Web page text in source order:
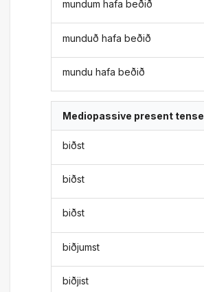
mundum hafa beðið
munduð hafa beðið
mundu hafa beðið
Mediopassive present tense
biðst
biðst
biðst
biðjumst
biðjist